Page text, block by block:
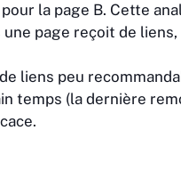
la page B. Cette
page reçoit de
liens peu
temps (la dernière